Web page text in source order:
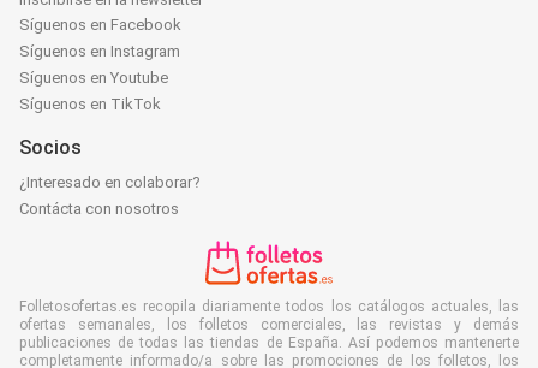
Síguenos en Facebook
Síguenos en Instagram
Síguenos en Youtube
Síguenos en TikTok
Socios
¿Interesado en colaborar?
Contácta con nosotros
Folletosofertas.es recopila diariamente todos los catálogos actuales, las
ofertas semanales, los folletos comerciales, las revistas y demás
publicaciones de todas las tiendas de España. Así podemos mantenerte
completamente informado/a sobre las promociones de los folletos, los